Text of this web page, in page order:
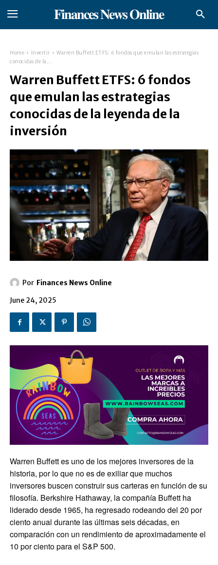
𝐅𝐢𝐧𝐚𝐧𝐜𝐞𝐬 𝐍𝐞𝐰𝐬 𝐎𝐧𝐥𝐢𝐧𝐞
Home Invertir
Warren Buffett ETFS: 6 fondos que emulan las estrategias
conocidas de la...
Warren Buffett ETFS: 6 fondos
que emulan las estrategias
conocidas de la leyenda de la
inversión
Por Finances News Online
June 24, 2025
Warren Buffett es uno de los mejores inversores de la
historia, por lo que no es de exiliar que muchos
inversores buscen construir sus carteras en función de su
filosofía. Berkshire Hathaway, la compañía Buffett ha
liderado desde 1965, ha regresado rodeando del 20 por
ciento anual durante las últimas seis décadas, en
comparación con un rendimiento de aproximadamente el
10 por ciento para el S&P 500.